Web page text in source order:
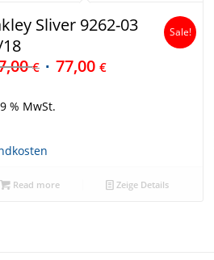
Sliver 9262-03
€ 77,00€
Sale!
% MwSt.
Read more Zeige Details